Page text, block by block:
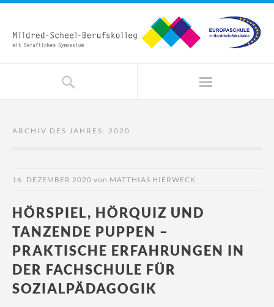
ARCHIV DES JAHRES: 2020
16. DEZEMBER 2020 von MATTHIAS HIERWECK
HÖRSPIEL, HÖRQUIZ UND
TANZENDE PUPPEN –
PRAKTISCHE ERFAHRUNGEN IN
DER FACHSCHULE FÜR
SOZIALPÄDAGOGIK